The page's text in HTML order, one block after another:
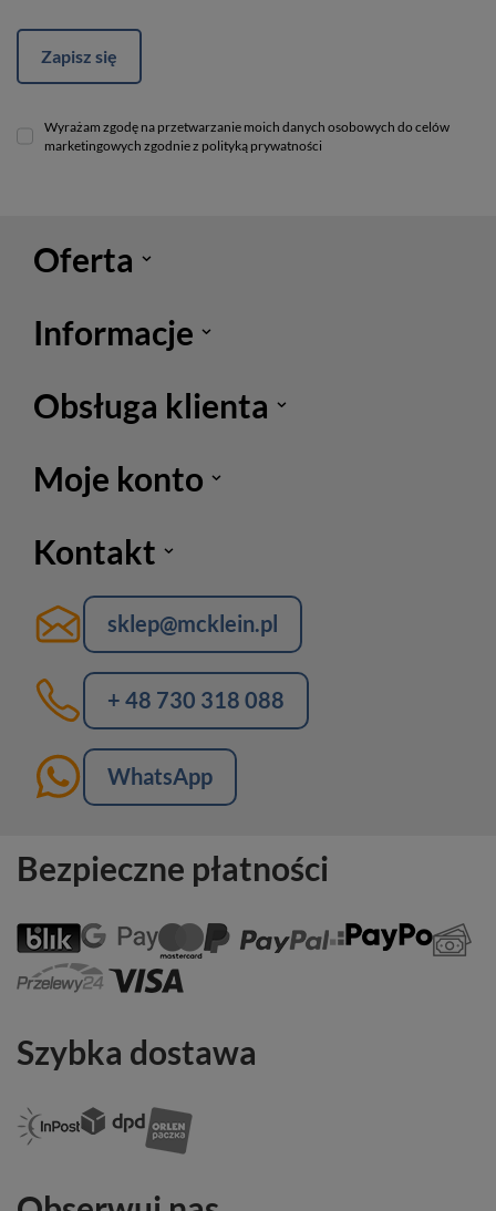
Zapisz się
Wyrażam zgodę na przetwarzanie moich danych osobowych do celów
marketingowych zgodnie z polityką prywatności
Oferta
Informacje
Obsługa klienta
Moje konto
Kontakt
sklep@mcklein.pl
+ 48 730 318 088
WhatsApp
Bezpieczne płatności
Szybka dostawa